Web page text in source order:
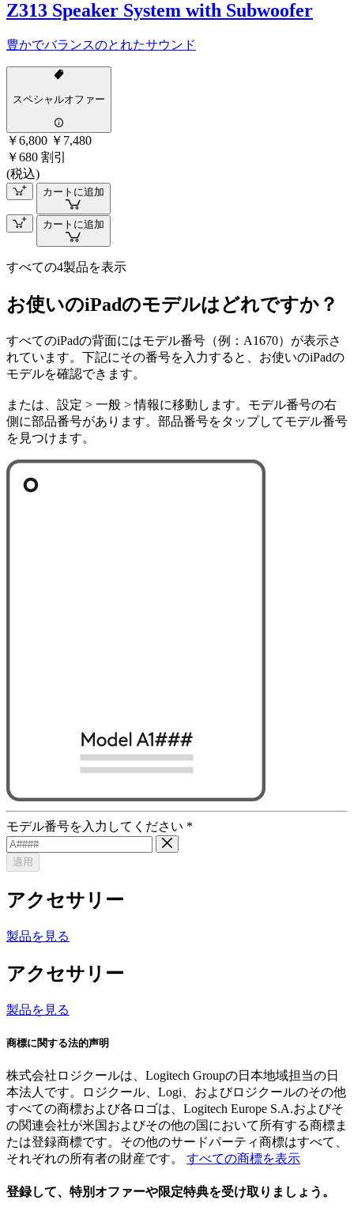
Z313 Speaker System with Subwoofer
豊かでバランスのとれたサウンド
スペシャルオファー
￥6,800 ￥7,480
￥680 割引
(税込)
カートに追加
カートに追加
すべての4製品を表示
お使いのiPadのモデルはどれですか？
すべてのiPadの背面にはモデル番号（例：A1670）が表示さ
れています。下記にその番号を入力すると、お使いのiPadの
モデルを確認できます。
または、設定 > 一般 > 情報に移動します。モデル番号の右
側に部品番号があります。部品番号をタップしてモデル番号
を見つけます。
モデル番号を入力してください *
適用
アクセサリー
製品を見る
アクセサリー
製品を見る
商標に関する法的声明
株式会社ロジクールは、Logitech Groupの日本地域担当の日
本法人です。ロジクール、Logi、およびロジクールのその他
すべての商標および各ロゴは、Logitech Europe S.A.およびそ
の関連会社が米国およびその他の国において所有する商標ま
たは登録商標です。その他のサードパーティ商標はすべて、
それぞれの所有者の財産です。 すべての商標を表示
登録して、特別オファーや限定特典を受け取りましょう。